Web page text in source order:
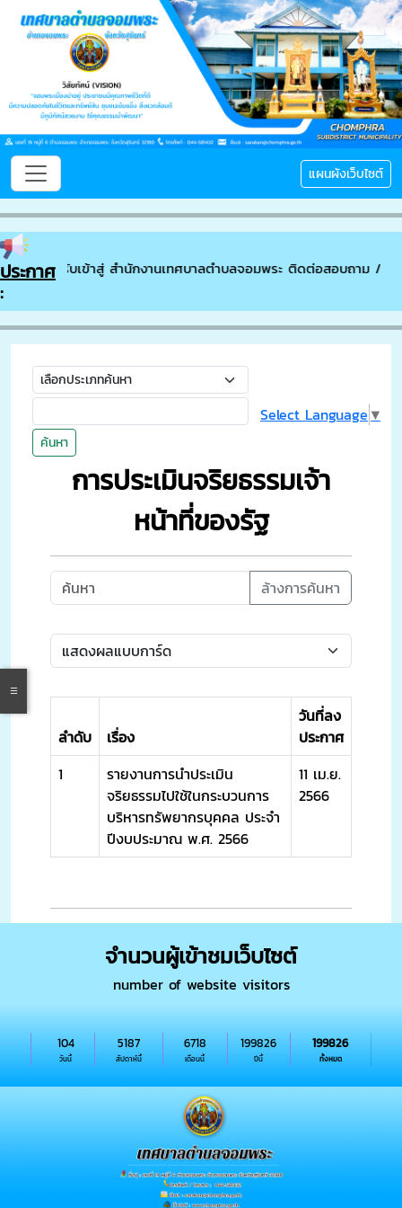
แผนผังเว็บไซต์
ประกาศ
:
ยินดีต้อนรับเข้าสู่ สำนักงานเทศบาลตำบลจอมพระ ติดต่อสอบถาม // โ
ค้นหา
Select Language ▼
การประเมินจริยธรรมเจ้า
หน้าที่ของรัฐ
ล้างการค้นหา
ลำดับ เรื่อง
วันที่ลง
ประกาศ
1
รายงานการนำประเมิน
จริยธรรมไปใช้ในกระบวนการ
บริหารทรัพยากรบุคคล ประจำ
ปีงบประมาณ พ.ศ. 2566
11 เม.ย.
2566
จำนวนผู้เข้าชมเว็บไซต์
number of website visitors
วันนี้
104
สัปดาห์นี้
5187
เดือนนี้
6718
ปีนี้
199826
ทั้งหมด
199826